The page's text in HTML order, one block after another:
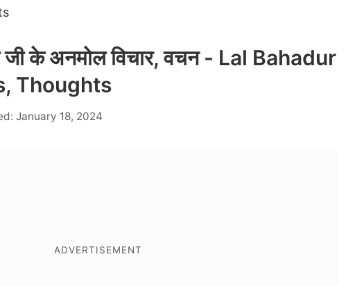
जी के अनमोल विचार, वचन - Lal Bahadur
Thoughts
January 18, 2024